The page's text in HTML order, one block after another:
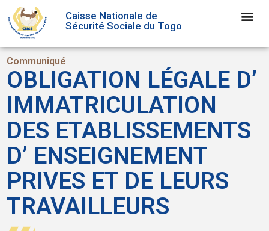
Caisse Nationale de
Sécurité Sociale du Togo
Communiqué
OBLIGATION LÉGALE D’
IMMATRICULATION
DES ETABLISSEMENTS
D’ ENSEIGNEMENT
PRIVES ET DE LEURS
TRAVAILLEURS